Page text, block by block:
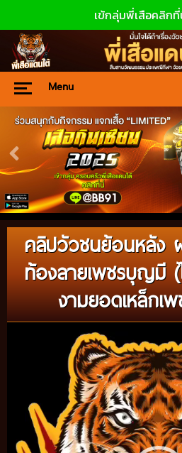
เข้กลุ่มพี่เสือคลิกที่
Menu
คลิปวัวชนย้อนหลัง
ท้องลายเพชรบุญมี
งามยอดเหล็กเ